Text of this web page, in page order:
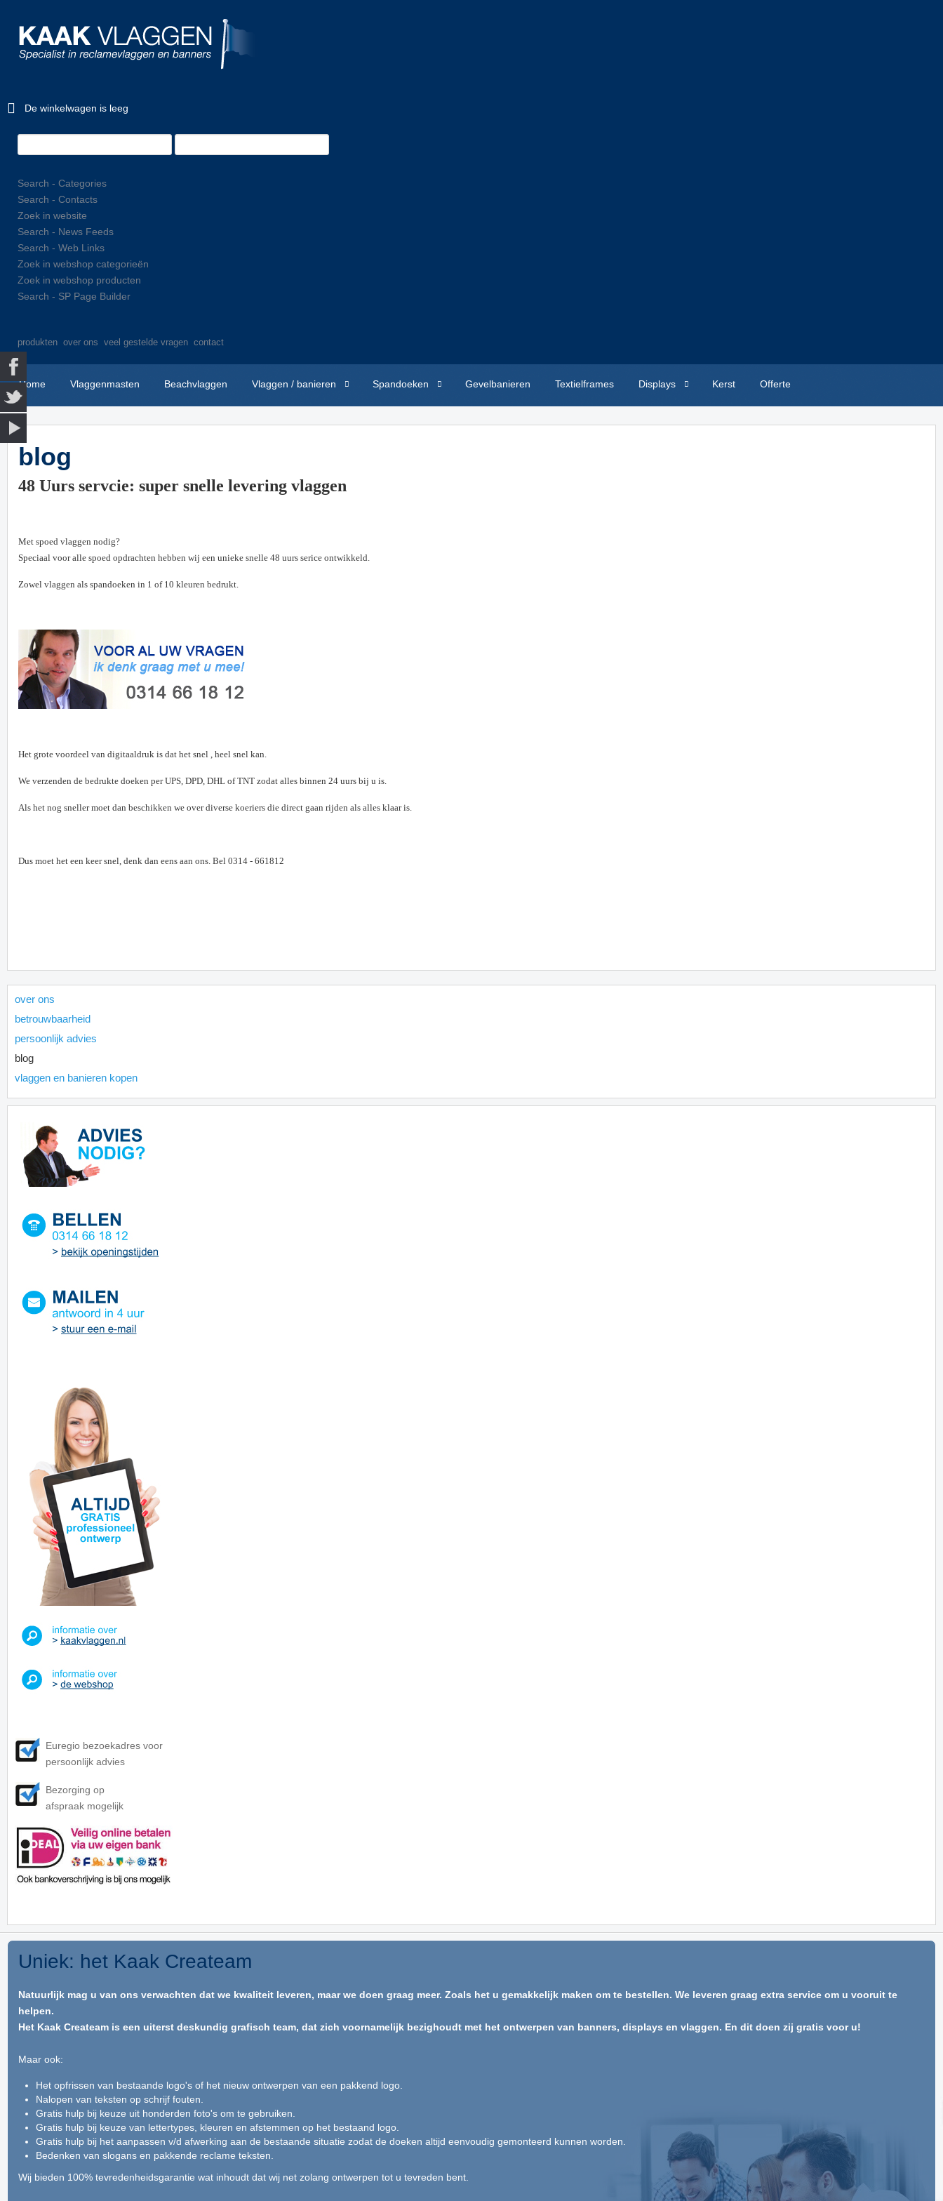
De winkelwagen is leeg
Search - Categories
Search - Contacts
Zoek in website
Search - News Feeds
Search - Web Links
Zoek in webshop categorieën
Zoek in webshop producten
Search - SP Page Builder
produkten over ons veel gestelde vragen contact
Home Vlaggenmasten Beachvlaggen Vlaggen / banieren Spandoeken Gevelbanieren Textielframes Displays Kerst Offerte
blog
48 Uurs servcie: super snelle levering vlaggen
Met spoed vlaggen nodig?
Speciaal voor alle spoed opdrachten hebben wij een unieke snelle 48 uurs serice ontwikkeld.
Zowel vlaggen als spandoeken in 1 of 10 kleuren bedrukt.
Het grote voordeel van digitaaldruk is dat het snel , heel snel kan.
We verzenden de bedrukte doeken per UPS, DPD, DHL of TNT zodat alles binnen 24 uurs bij u is.
Als het nog sneller moet dan beschikken we over diverse koeriers die direct gaan rijden als alles klaar is.
Dus moet het een keer snel, denk dan eens aan ons. Bel 0314 - 661812
over ons
betrouwbaarheid
persoonlijk advies
blog
vlaggen en banieren kopen
Euregio bezoekadres voor
persoonlijk advies
Bezorging op
afspraak mogelijk
Uniek: het Kaak Createam
Natuurlijk mag u van ons verwachten dat we kwaliteit leveren, maar we doen graag meer. Zoals het u gemakkelijk maken om te bestellen. We leveren graag extra service om u vooruit te
helpen.
Het Kaak Createam is een uiterst deskundig grafisch team, dat zich voornamelijk bezighoudt met het ontwerpen van banners, displays en vlaggen. En dit doen zij gratis voor u!
Maar ook:
Het opfrissen van bestaande logo's of het nieuw ontwerpen van een pakkend logo.
Nalopen van teksten op schrijf fouten.
Gratis hulp bij keuze uit honderden foto's om te gebruiken.
Gratis hulp bij keuze van lettertypes, kleuren en afstemmen op het bestaand logo.
Gratis hulp bij het aanpassen v/d afwerking aan de bestaande situatie zodat de doeken altijd eenvoudig gemonteerd kunnen worden.
Bedenken van slogans en pakkende reclame teksten.
Wij bieden 100% tevredenheidsgarantie wat inhoudt dat wij net zolang ontwerpen tot u tevreden bent.